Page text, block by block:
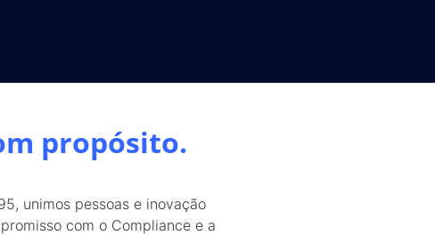
propósito.
unimos pessoas e inovação
com o Compliance e a